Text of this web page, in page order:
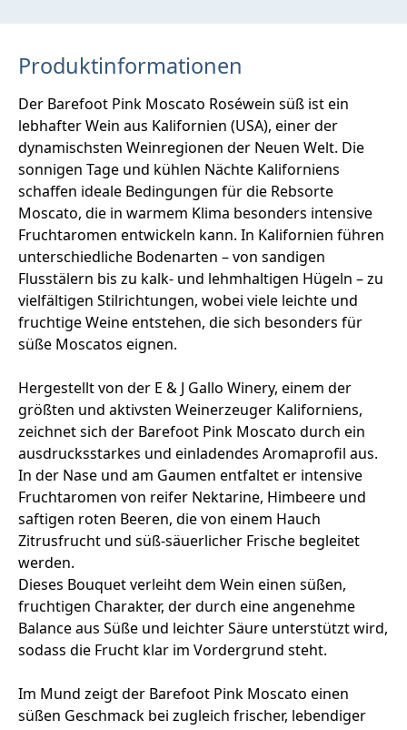
Produktinformationen
Der Barefoot Pink Moscato Roséwein süß ist ein
lebhafter Wein aus Kalifornien (USA), einer der
dynamischsten Weinregionen der Neuen Welt. Die
sonnigen Tage und kühlen Nächte Kaliforniens
schaffen ideale Bedingungen für die Rebsorte
Moscato, die in warmem Klima besonders intensive
Fruchtaromen entwickeln kann. In Kalifornien führen
unterschiedliche Bodenarten – von sandigen
Flusstälern bis zu kalk‑ und lehmhaltigen Hügeln – zu
vielfältigen Stilrichtungen, wobei viele leichte und
fruchtige Weine entstehen, die sich besonders für
süße Moscatos eignen.
Hergestellt von der E & J Gallo Winery, einem der
größten und aktivsten Weinerzeuger Kaliforniens,
zeichnet sich der Barefoot Pink Moscato durch ein
ausdrucksstarkes und einladendes Aromaprofil aus.
In der Nase und am Gaumen entfaltet er intensive
Fruchtaromen von reifer Nektarine, Himbeere und
saftigen roten Beeren, die von einem Hauch
Zitrusfrucht und süß‑säuerlicher Frische begleitet
werden.
Dieses Bouquet verleiht dem Wein einen süßen,
fruchtigen Charakter, der durch eine angenehme
Balance aus Süße und leichter Säure unterstützt wird,
sodass die Frucht klar im Vordergrund steht.
Im Mund zeigt der Barefoot Pink Moscato einen
süßen Geschmack bei zugleich frischer, lebendiger